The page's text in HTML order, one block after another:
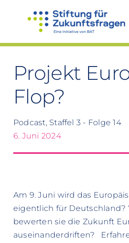
Projekt
Flop?
Podcast, Staffel 3 - Folge 14
6. Juni 2024
Am 9. Juni wird das
eigentlich für Deutschland?
bewerten sie die Zukunft
auseinanderdriften?